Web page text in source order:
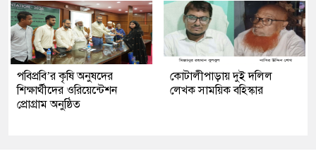
পবিপ্রবি’র কৃষি অনুষদের
শিক্ষার্থীদের ওরিয়েন্টেশন
প্রোগ্রাম অনুষ্ঠিত
কোটালীপাড়ায় দুই দলিল
লেখক সাময়িক বহিস্কার